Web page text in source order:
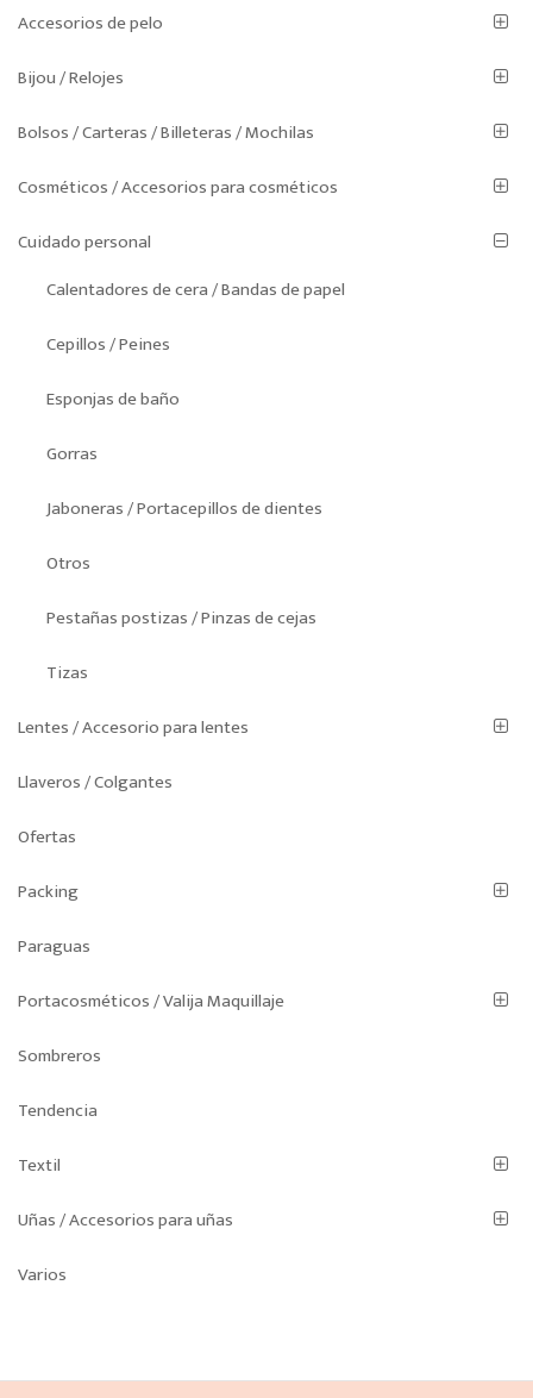
Accesorios de pelo
Bijou / Relojes
Bolsos / Carteras / Billeteras / Mochilas
Cosméticos / Accesorios para cosméticos
Cuidado personal
Calentadores de cera / Bandas de papel
Cepillos / Peines
Esponjas de baño
Gorras
Jaboneras / Portacepillos de dientes
Otros
Pestañas postizas / Pinzas de cejas
Tizas
Lentes / Accesorio para lentes
Llaveros / Colgantes
Ofertas
Packing
Paraguas
Portacosméticos / Valija Maquillaje
Sombreros
Tendencia
Textil
Uñas / Accesorios para uñas
Varios